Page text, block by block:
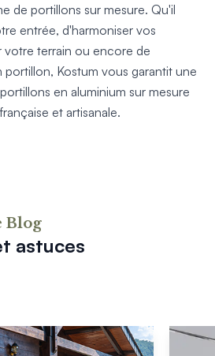
de portillons sur mesure. Qu'il
entrée, d'harmoniser vos
votre terrain ou encore de
Kostum vous garantit une
en aluminium sur mesure
et artisanale.
astuces
Blog